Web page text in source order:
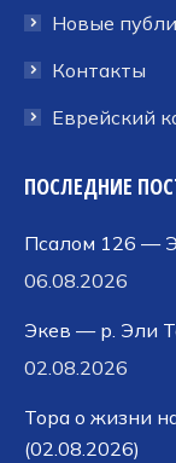
Новые
Контакты
Еврейский
ПОСЛЕДНИЕ
Псалом 126 —
06.08.2026
Экев — р. Эли
02.08.2026
Тора о жизни
(02.08.2026)